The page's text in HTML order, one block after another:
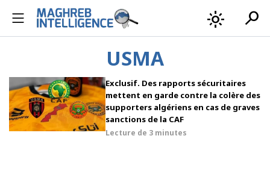
light_mode search
USMA
Exclusif. Des rapports sécuritaires
mettent en garde contre la colère des
supporters algériens en cas de graves
sanctions de la CAF
Lecture de 3 minutes